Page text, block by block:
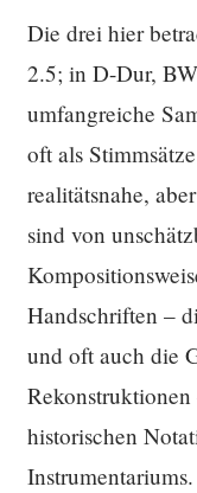
Die drei hier
2.5; in D-Dur,
umfangreiche
oft als
realitätsnahe,
sind von
Handschriften –
und oft auch die
historischen
Instrumentariums.